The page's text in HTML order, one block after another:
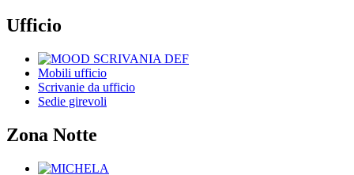
Ufficio
Mobili ufficio
Scrivanie da ufficio
Sedie girevoli
Zona Notte